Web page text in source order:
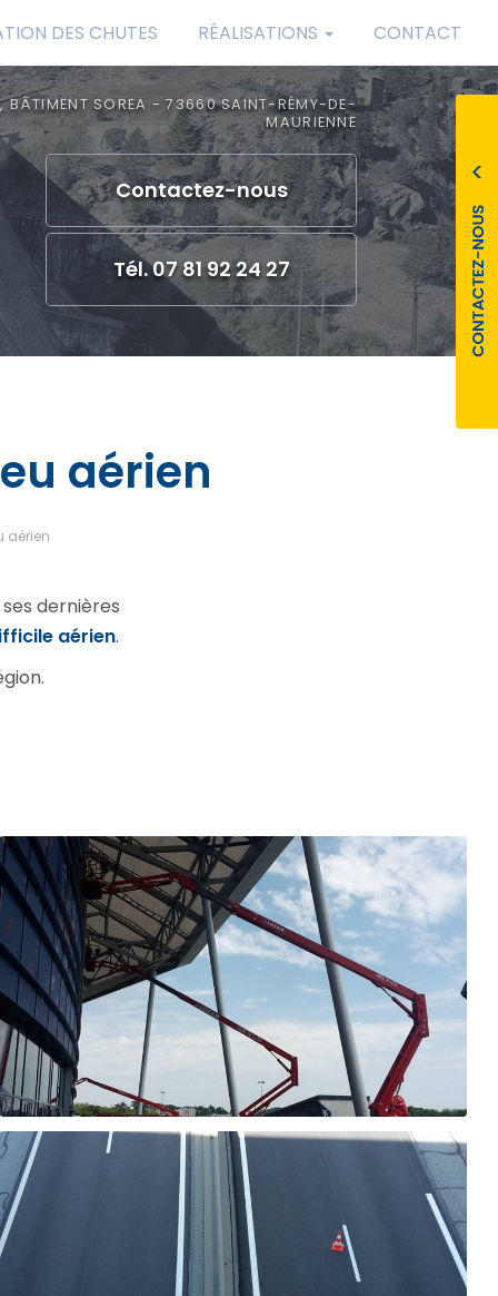
DES CHUTES RÉALISATIONS CONTACT
BÂTIMENT SOREA - 73660 SAINT-RÉMY-DE-
MAURIENNE
Contactez-nous
Tél. 07 81 92 24 27
aérien
aérien
dernières
aérien.